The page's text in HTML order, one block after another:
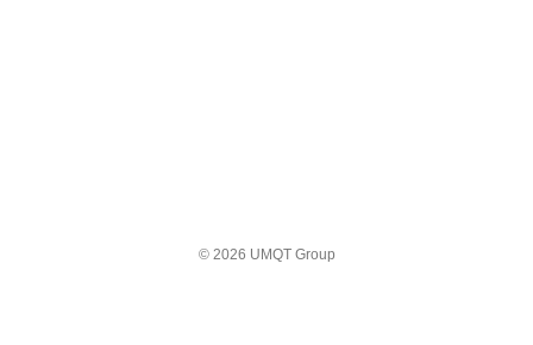
© 2026 UMQT Group